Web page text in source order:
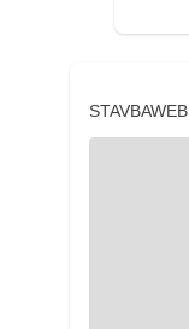
STAVBAWEB